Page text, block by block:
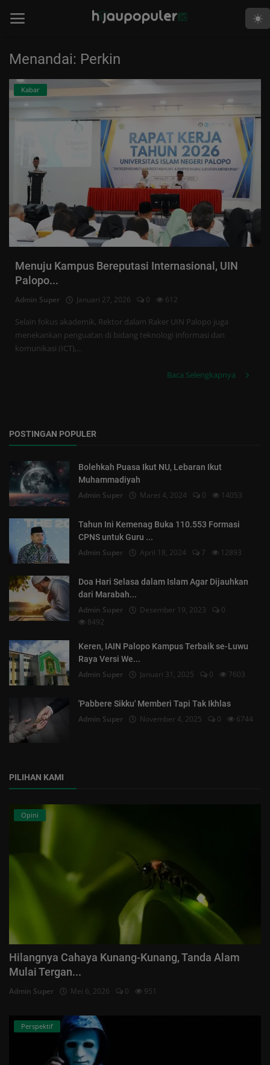
Edukasi
Human
Kabar
Khutbah
Opini
Tren
Masuk
Daftar
Menandai: Perkin
Kabar
Menuju Kampus Bereputasi Internasional, UIN
Palopo...
Admin Super Januari 27, 2026 0 612
Selain fokus akademik, Rektor dalam Raker UIN Palopo juga
menekankan penguatan di bidang teknologi informasi dan
komunikasi (ICT),...
Baca Selengkapnya
POSTINGAN POPULER
Bolehkah Puasa Ikut NU, Lebaran Ikut
Muhammadiyah
Admin Super Maret 4, 2024 0 14053
Tahun Ini Kemenag Buka 110.553 Formasi
CPNS untuk Guru ...
Admin Super April 18, 2024 7 12893
Doa Hari Selasa dalam Islam Agar Dijauhkan
dari Marabah...
Admin Super Desember 19, 2023
0
8492
Keren, IAIN Palopo Kampus Terbaik se-Luwu
Raya Versi We...
Admin Super Januari 31, 2025 0 7603
'Pabbere Sikku' Memberi Tapi Tak Ikhlas
Admin Super November 4, 2025 0 6744
PILIHAN KAMI
Opini
Hilangnya Cahaya Kunang-Kunang, Tanda Alam
Mulai Tergan...
Admin Super Mei 6, 2026 0 951
Perspektif